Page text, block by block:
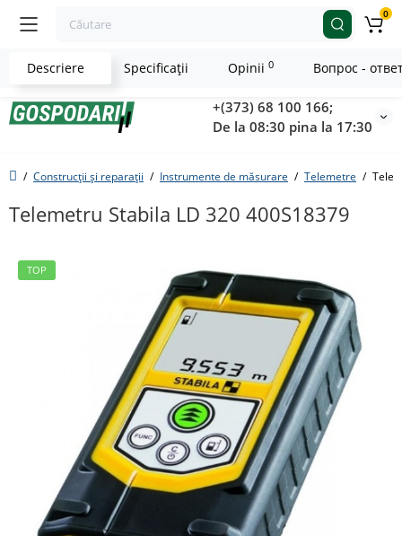
+(373) 68 100 166;
De la 08:30 pina la 17:30
0
Construcții și reparații Instrumente de măsurare Telemetre
Telemetru Stabila LD 320 400S18379
TOP
Descriere Specificaţii Opinii 0 Вопрос -